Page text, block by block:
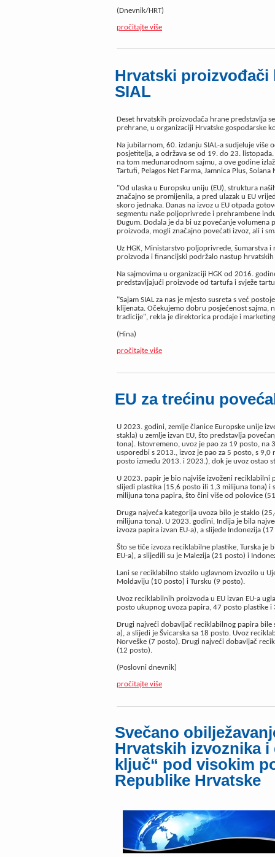
(Dnevnik/HRT)
pročitajte više
Hrvatski proizvođači
SIAL
Deset hrvatskih proizvođača hrane predstavlja
prehrane, u organizaciji Hrvatske gospodarske
Na jubilarnom, 60. izdanju SIAL-a sudjeluje više
posjetitelja, a održava se od 19. do 23.
na tom međunarodnom sajmu, a ove godine
Tartufi, Pelagos Net Farma, Jamnica Plus,
"Od ulaska u Europsku uniju (EU), struktura
značajno se promijenila, a pred ulazak u EU
skoro jednaka. Danas na izvoz u EU otpada
segmentu naše poljoprivrede i prehrambene
Đugum. Dodala je da bi uz povećanje
proizvoda, mogli značajno povećati izvoz, ali i
Uz HGK, Ministarstvo poljoprivrede, šumarstva
proizvoda i financijski podržalo nastup hrvatskih
Na sajmovima u organizaciji HGK od 2016.
predstavljajući proizvode od tartufa i svježe
"Sajam SIAL za nas je mjesto susreta s već
klijenata. Očekujemo dobru posjećenost sajma,
tradicije", rekla je direktorica prodaje i
(Hina)
pročitajte više
EU za trećinu
U 2023. godini, zemlje članice Europske unije
stakla) u zemlje izvan EU, što predstavlja
tona). Istovremeno, uvoz je pao za 19 posto,
usporedbi s 2013., izvoz je pao za 5 posto, s
posto između 2013. i 2023.), dok je uvoz ostao
U 2023. papir je bio najviše izvoženi
slijedi plastika (15,6 posto ili 1,3 milijuna tona) i
milijuna tona papira, što čini više od polovice
Druga najveća kategorija uvoza bilo je staklo
milijuna tona). U 2023. godini, Indija je bila
izvoza papira izvan EU-a), a slijede Indonezija
Što se tiče izvoza reciklabilne plastike, Turska je
EU-a), a slijedili su je Malezija (21 posto) i
Lani se reciklabilno staklo uglavnom izvozilo u
Moldaviju (10 posto) i Tursku (9 posto).
Uvoz reciklabilnih proizvoda u EU izvan EU-a
posto ukupnog uvoza papira, 47 posto plastike i
Drugi najveći dobavljač reciklabilnog papira bile
a), a slijedi je Švicarska sa 18 posto. Uvoz
Norveške (7 posto). Drugi najveći dobavljač
(12 posto).
(Poslovni dnevnik)
pročitajte više
Svečano
Hrvatskih izvoznika
ključ“ pod visokim
Republike Hrvatske